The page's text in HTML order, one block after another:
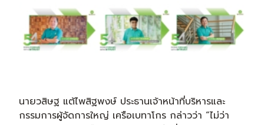
นายวสิษฐ แต้ไพสิฐพงษ์ ประธานเจ้าหน้าที่บริหารและ
กรรมการผู้จัดการใหญ่ เครือเบทาโกร กล่าวว่า “ไม่ว่า